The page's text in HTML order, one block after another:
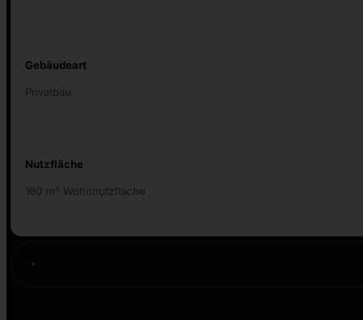
Gebäudeart
Privatbau
Nutzfläche
160 m² Wohnnutzfläche